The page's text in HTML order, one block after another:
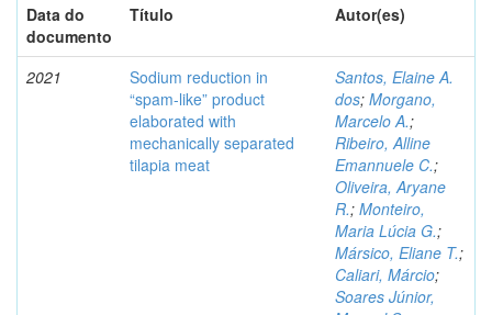
Data do
documento
Título Autor(es)
2021
Sodium reduction in
“spam-like” product
elaborated with
mechanically separated
tilapia meat
Santos, Elaine A.
dos; Morgano,
Marcelo A.;
Ribeiro, Alline
Emannuele C.;
Oliveira, Aryane
R.; Monteiro,
Maria Lúcia G.;
Mársico, Eliane T.;
Caliari, Márcio;
Soares Júnior,